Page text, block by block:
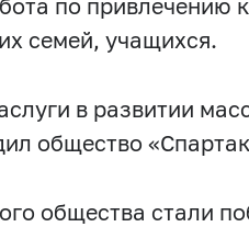
по привлечению
семей, учащихся.
в развитии
общество
общества стали